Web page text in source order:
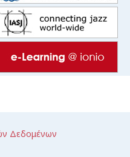
Δεδομένων